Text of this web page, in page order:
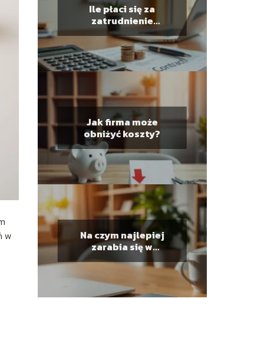
w
Ile płaci się za
zatrudnienie
pracownika?
Jak firma może
obniżyć koszty?
Na czym najlepiej
zarabia się w
internecie?